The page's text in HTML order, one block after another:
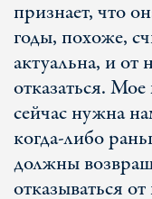
признает, что
годы, похоже,
актуальна, и от
отказаться.
сейчас нужна
когда-либо
должны
отказываться от